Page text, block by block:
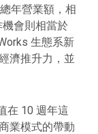
年營業額，相
機會則相當於
生態系新
濟推升力，並
在 10 週年這
業模式的帶動